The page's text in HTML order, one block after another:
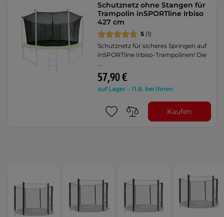
Schutznetz ohne Stangen für
Trampolin inSPORTline Irbiso
427 cm
5 (1)
Schutznetz für sicheres Springen auf
inSPORTline Irbiso-Trampolinen! Die
…
57,90 €
auf Lager – 11.8. bei Ihnen
Kaufen